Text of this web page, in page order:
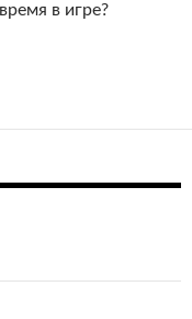
в игре?
на ПК